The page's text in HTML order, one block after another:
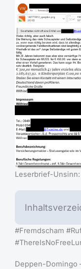
Leserbrief-
#Fremdscham
Deppen-Domingo